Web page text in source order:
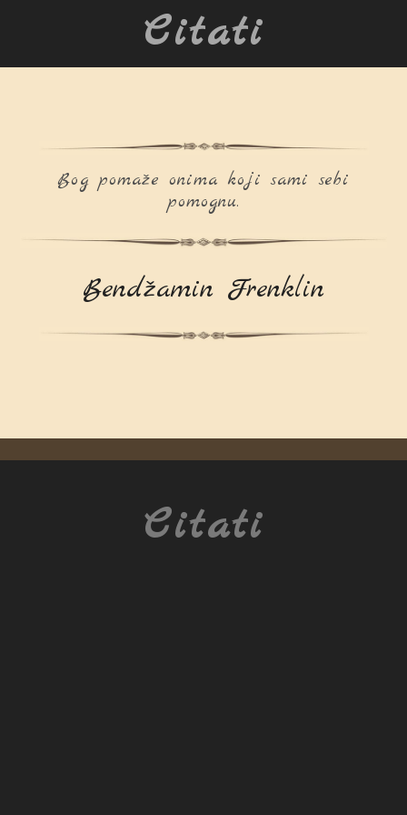
Citati
Bog pomaže onima koji sami sebi
pomognu.
Bendžamin Frenklin
Citati